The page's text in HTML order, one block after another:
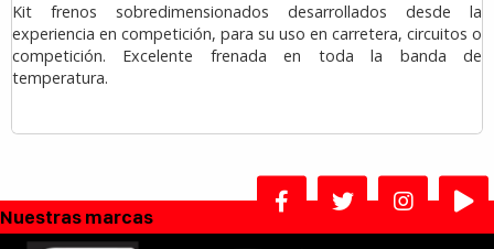
Kit frenos sobredimensionados desarrollados desde la
experiencia en competición, para su uso en carretera, circuitos o
competición. Excelente frenada en toda la banda de
temperatura.
Nuestras marcas